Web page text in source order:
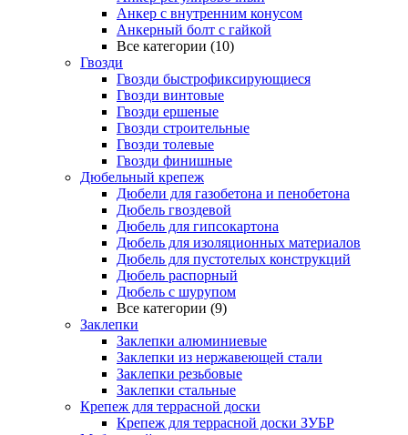
Анкер с внутренним конусом
Анкерный болт с гайкой
Все категории (10)
Гвозди
Гвозди быстрофиксирующиеся
Гвозди винтовые
Гвозди ершеные
Гвозди строительные
Гвозди толевые
Гвозди финишные
Дюбельный крепеж
Дюбели для газобетона и пенобетона
Дюбель гвоздевой
Дюбель для гипсокартона
Дюбель для изоляционных материалов
Дюбель для пустотелых конструкций
Дюбель распорный
Дюбель с шурупом
Все категории (9)
Заклепки
Заклепки алюминиевые
Заклепки из нержавеющей стали
Заклепки резьбовые
Заклепки стальные
Крепеж для террасной доски
Крепеж для террасной доски ЗУБР